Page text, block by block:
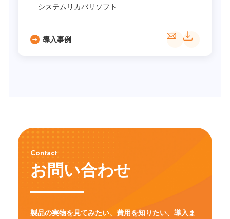
システムリカバリソフト
導入事例
Contact
お問い合わせ
製品の実物を見てみたい、費用を知りたい、導入ま